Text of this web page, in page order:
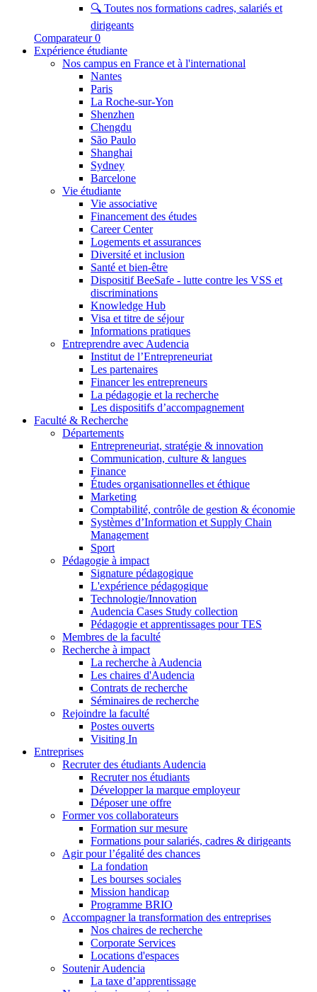
🔍 Toutes nos formations cadres, salariés et
dirigeants
Comparateur 0
Expérience étudiante
Nos campus en France et à l'international
Nantes
Paris
La Roche-sur-Yon
Shenzhen
Chengdu
São Paulo
Shanghai
Sydney
Barcelone
Vie étudiante
Vie associative
Financement des études
Career Center
Logements et assurances
Diversité et inclusion
Santé et bien-être
Dispositif BeeSafe - lutte contre les VSS et
discriminations
Knowledge Hub
Visa et titre de séjour
Informations pratiques
Entreprendre avec Audencia
Institut de l’Entrepreneuriat
Les partenaires
Financer les entrepreneurs
La pédagogie et la recherche
Les dispositifs d’accompagnement
Faculté & Recherche
Départements
Entrepreneuriat, stratégie & innovation
Communication, culture & langues
Finance
Études organisationnelles et éthique
Marketing
Comptabilité, contrôle de gestion & économie
Systèmes d’Information et Supply Chain
Management
Sport
Pédagogie à impact
Signature pédagogique
L'expérience pédagogique
Technologie/Innovation
Audencia Cases Study collection
Pédagogie et apprentissages pour TES
Membres de la faculté
Recherche à impact
La recherche à Audencia
Les chaires d'Audencia
Contrats de recherche
Séminaires de recherche
Rejoindre la faculté
Postes ouverts
Visiting In
Entreprises
Recruter des étudiants Audencia
Recruter nos étudiants
Développer la marque employeur
Déposer une offre
Former vos collaborateurs
Formation sur mesure
Formations pour salariés, cadres & dirigeants
Agir pour l’égalité des chances
La fondation
Les bourses sociales
Mission handicap
Programme BRIO
Accompagner la transformation des entreprises
Nos chaires de recherche
Corporate Services
Locations d'espaces
Soutenir Audencia
La taxe d’apprentissage